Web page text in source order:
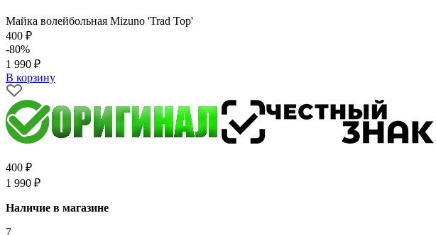
Майка волейбольная Mizuno 'Trad Top'
400 ₽
-80%
1 990 ₽
В корзину
400 ₽
1 990 ₽
Наличие в магазине
7